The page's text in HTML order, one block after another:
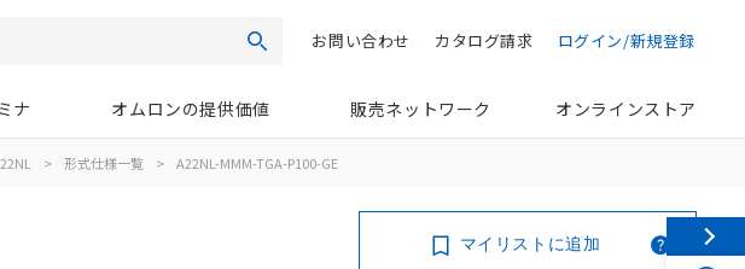
検索 ログイン/新規登録
カタログ請求
お問い合わせ
ナ オムロンの提供価値 販売ネットワーク オンラインストア
> 形式仕様一覧 > A22NL-MMM-TGA-P100-GE
マイリストに追加